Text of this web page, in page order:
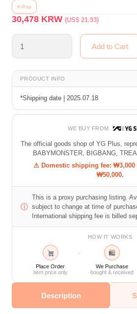
K-Pop
30,478 KRW(US$ 21.93)
PRODUCT INFO
*Shipping date | 2025.07.18
WE BUY FROM
The official goods shop of YG Plus,
BABYMONSTER, BIGBANG,
⚠ Domestic shipping fee: ₩3,000
₩50,000.
ⓘ
This is a proxy purchasing listing.
subject to change at time of
International shipping fee is billed
HOW IT WORKS
Place Order
item price only
→ 🛍
We Purchase
bought & received
Description